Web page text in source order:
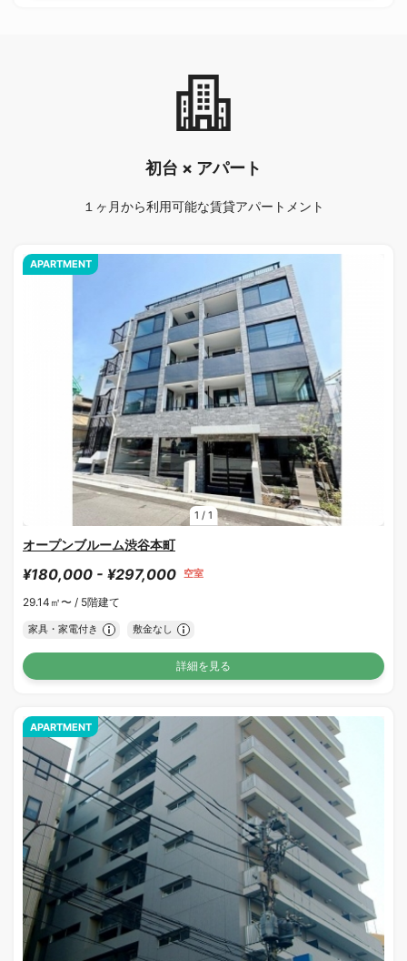
初台 × アパート
１ヶ月から利用可能な賃貸アパートメント
1 / 1
APARTMENT
オープンブルーム渋谷本町
¥180,000 - ¥297,000 空室
29.14㎡〜 / 5階建て
家具・家電付き 敷金なし
詳細を見る
APARTMENT